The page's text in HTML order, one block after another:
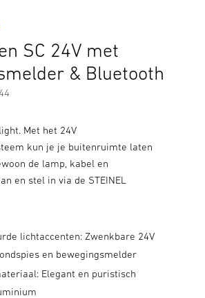
SC 24V met
& Bluetooth
Met het 24V
kun je je buitenruimte laten
de lamp, kabel en
en stel in via de STEINEL
lichtaccenten: Zwenkbare 24V
en bewegingsmelder
Elegant en puristisch